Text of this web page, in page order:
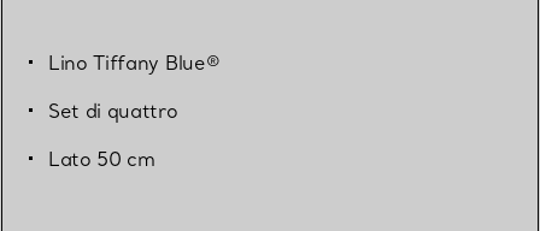
Lino Tiffany Blue®
Set di quattro
Lato 50 cm